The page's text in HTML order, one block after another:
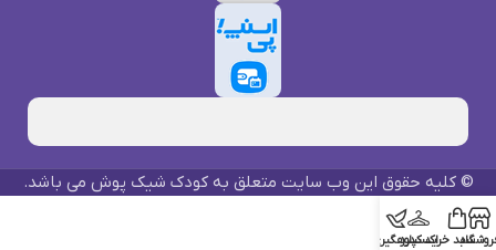
© کلیه حقوق این وب سایت متعلق به کودک شیک پوش می باشد.
سبد خریداکسپلور
کدرهگیری